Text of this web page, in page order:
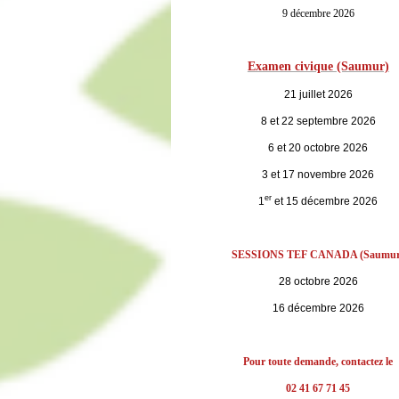
9 décembre 2026
Examen civique (Saumur)
21 juillet 2026
8 et 22 septembre 2026
6 et 20 octobre 2026
3 et 17 novembre 2026
1er et 15 décembre 2026
SESSIONS TEF CANADA
28 octobre 2026
16 décembre 2026
Pour toute demande, contactez le
02 41 67 71 45